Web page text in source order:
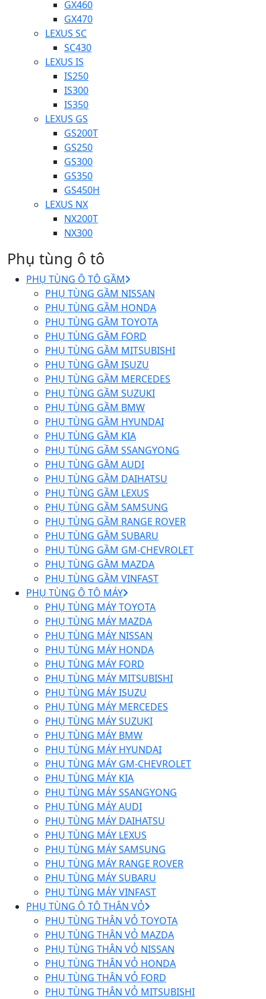
GX460
GX470
LEXUS SC
SC430
LEXUS IS
IS250
IS300
IS350
LEXUS GS
GS200T
GS250
GS300
GS350
GS450H
LEXUS NX
NX200T
NX300
Phụ tùng ô tô
PHỤ TÙNG Ô TÔ GẦM
PHỤ TÙNG GẦM NISSAN
PHỤ TÙNG GẦM HONDA
PHỤ TÙNG GẦM TOYOTA
PHỤ TÙNG GẦM FORD
PHỤ TÙNG GẦM MITSUBISHI
PHỤ TÙNG GẦM ISUZU
PHỤ TÙNG GẦM MERCEDES
PHỤ TÙNG GẦM SUZUKI
PHỤ TÙNG GẦM BMW
PHỤ TÙNG GẦM HYUNDAI
PHỤ TÙNG GẦM KIA
PHỤ TÙNG GẦM SSANGYONG
PHỤ TÙNG GẦM AUDI
PHỤ TÙNG GẦM DAIHATSU
PHỤ TÙNG GẦM LEXUS
PHỤ TÙNG GẦM SAMSUNG
PHỤ TÙNG GẦM RANGE ROVER
PHỤ TÙNG GẦM SUBARU
PHỤ TÙNG GẦM GM-CHEVROLET
PHỤ TÙNG GẦM MAZDA
PHỤ TÙNG GẦM VINFAST
PHỤ TÙNG Ô TÔ MÁY
PHỤ TÙNG MÁY TOYOTA
PHỤ TÙNG MÁY MAZDA
PHỤ TÙNG MÁY NISSAN
PHỤ TÙNG MÁY HONDA
PHỤ TÙNG MÁY FORD
PHỤ TÙNG MÁY MITSUBISHI
PHỤ TÙNG MÁY ISUZU
PHỤ TÙNG MÁY MERCEDES
PHỤ TÙNG MÁY SUZUKI
PHỤ TÙNG MÁY BMW
PHỤ TÙNG MÁY HYUNDAI
PHỤ TÙNG MÁY GM-CHEVROLET
PHỤ TÙNG MÁY KIA
PHỤ TÙNG MÁY SSANGYONG
PHỤ TÙNG MÁY AUDI
PHỤ TÙNG MÁY DAIHATSU
PHỤ TÙNG MÁY LEXUS
PHỤ TÙNG MÁY SAMSUNG
PHỤ TÙNG MÁY RANGE ROVER
PHỤ TÙNG MÁY SUBARU
PHỤ TÙNG MÁY VINFAST
PHỤ TÙNG Ô TÔ THÂN VỎ
PHỤ TÙNG THÂN VỎ TOYOTA
PHỤ TÙNG THÂN VỎ MAZDA
PHỤ TÙNG THÂN VỎ NISSAN
PHỤ TÙNG THÂN VỎ HONDA
PHỤ TÙNG THÂN VỎ FORD
PHỤ TÙNG THÂN VỎ MITSUBISHI